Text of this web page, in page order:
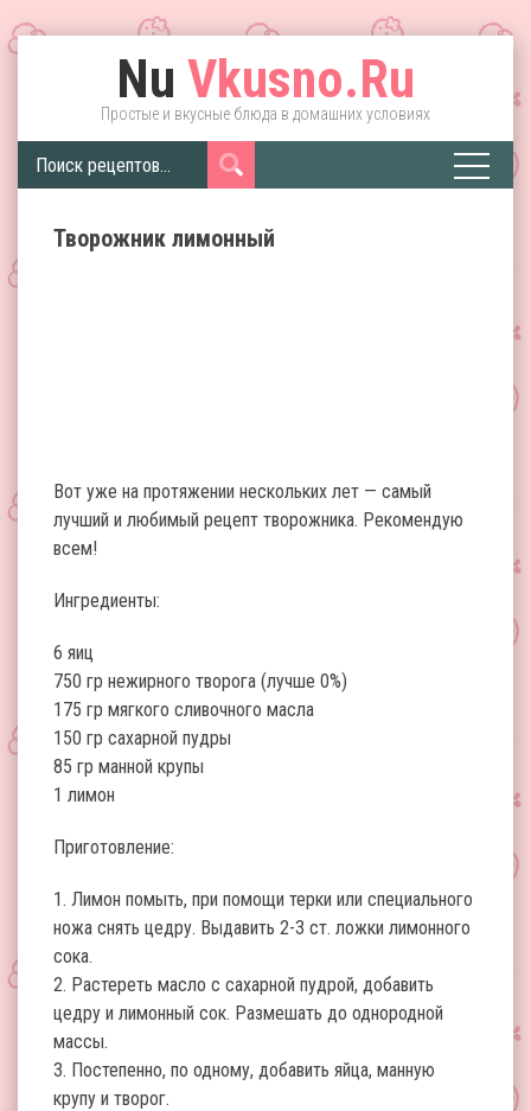
Nu Vkusno.Ru
Простые и вкусные блюда в домашних условиях
Творожник лимонный
Вот уже на протяжении нескольких лет — самый
лучший и любимый рецепт творожника. Рекомендую
всем!
Ингредиенты:
6 яиц
750 гр нежирного творога (лучше 0%)
175 гр мягкого сливочного масла
150 гр сахарной пудры
85 гр манной крупы
1 лимон
Приготовление:
1. Лимон помыть, при помощи терки или специального
ножа снять цедру. Выдавить 2-3 ст. ложки лимонного
сока.
2. Растереть масло с сахарной пудрой, добавить
цедру и лимонный сок. Размешать до однородной
массы.
3. Постепенно, по одному, добавить яйца, манную
крупу и творог.